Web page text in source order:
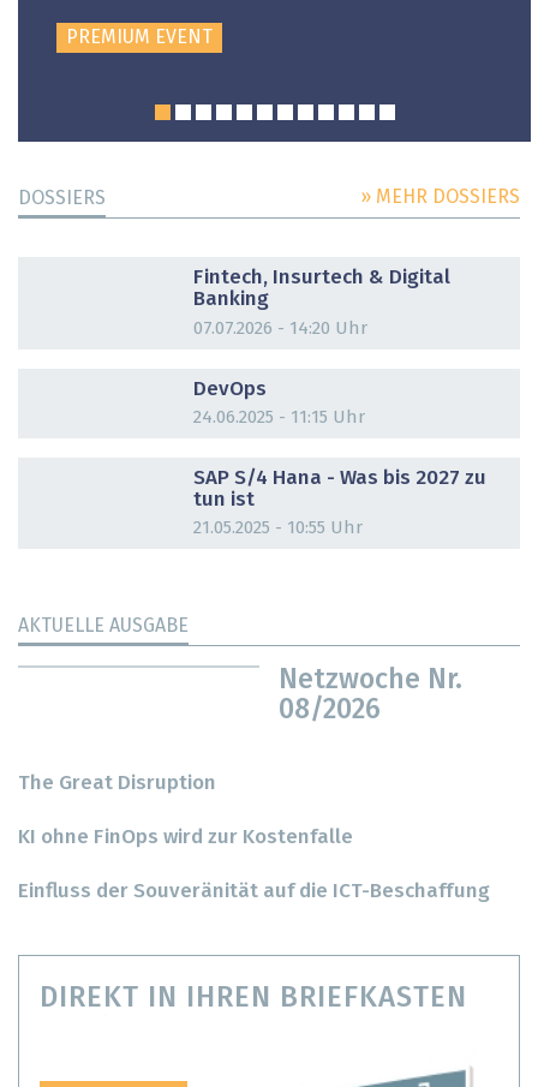
PREMIUM EVENT
DOSSIERS » MEHR DOSSIERS
Fintech, Insurtech & Digital
Banking
07.07.2026 - 14:20 Uhr
DevOps
24.06.2025 - 11:15 Uhr
SAP S/4 Hana - Was bis 2027 zu
tun ist
21.05.2025 - 10:55 Uhr
AKTUELLE AUSGABE
Netzwoche Nr.
08/2026
The Great Disruption
KI ohne FinOps wird zur Kostenfalle
Einfluss der Souveränität auf die ICT-Beschaffung
DIREKT IN IHREN BRIEFKASTEN